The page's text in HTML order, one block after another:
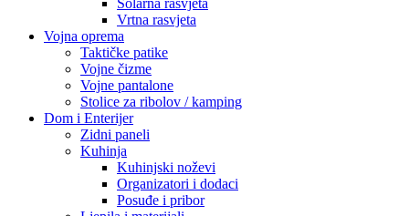
Solarna rasvjeta
Vrtna rasvjeta
Vojna oprema
Taktičke patike
Vojne čizme
Vojne pantalone
Stolice za ribolov / kamping
Dom i Enterijer
Zidni paneli
Kuhinja
Kuhinjski noževi
Organizatori i dodaci
Posuđe i pribor